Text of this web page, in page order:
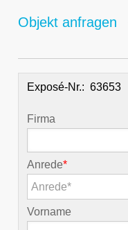
Objekt anfragen
Exposé-Nr.:
Firma
Anrede*
Anrede*
Vorname